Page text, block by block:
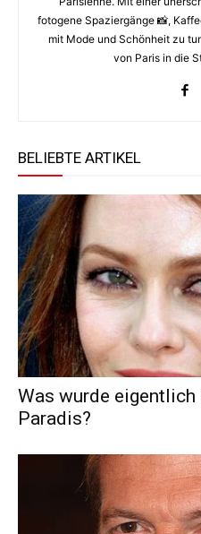
fotogene Spaziergänge 📸,
mit Mode und Schönheit zu
von Paris in die
BELIEBTE ARTIKEL
Was wurde eigentlich
Paradis?